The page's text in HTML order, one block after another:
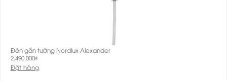
Đèn gắn tường Nordlux Alexander
2.490.000₫
Đặt hàng